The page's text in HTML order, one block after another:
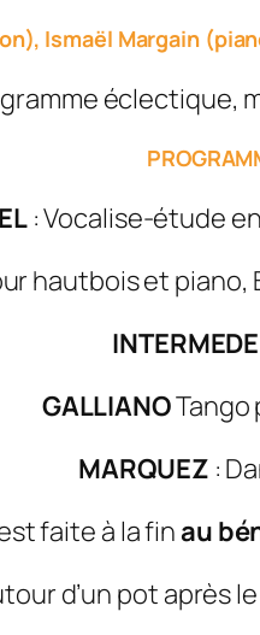
Ismaël Margain
éclectique,
: Vocalise-étude
hautbois et
GALLIANOTango
MARQUEZ :
faite à la finau
d’un pot après